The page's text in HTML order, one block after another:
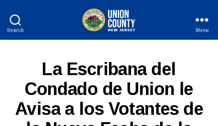
Search
New
Jersey
Menu
CategoriesLa Escribana del
Condado de Union le
Avisa a los Votantes de
B
y
W